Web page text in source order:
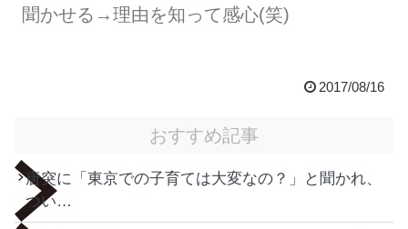
聞かせる→理由を知って感心(笑)
2017/08/16
おすすめ記事
唐突に「東京での子育ては大変なの？」と聞かれ、
つい…